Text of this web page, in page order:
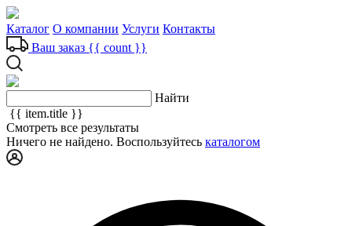
Каталог О компании Услуги Контакты
Ваш заказ {{ count }}
Найти
{{ item.title }}
Смотреть все результаты
Ничего не найдено. Воспользуйтесь каталогом